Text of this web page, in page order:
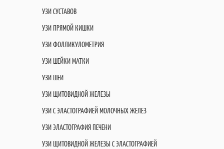
УЗИ СУСТАВОВ
УЗИ ПРЯМОЙ КИШКИ
УЗИ ФОЛЛИКУЛОМЕТРИЯ
УЗИ ШЕЙКИ МАТКИ
УЗИ ШЕИ
УЗИ ЩИТОВИДНОЙ ЖЕЛЕЗЫ
УЗИ С ЭЛАСТОГРАФИЕЙ МОЛОЧНЫХ ЖЕЛЕЗ
УЗИ ЭЛАСТОГРАФИЯ ПЕЧЕНИ
УЗИ ЩИТОВИДНОЙ ЖЕЛЕЗЫ С ЭЛАСТОГРАФИЕЙ